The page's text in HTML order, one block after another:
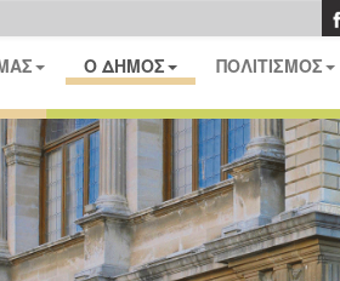
Ο ΔΗΜΟΣ ΠΟΛΙΤΙΣΜΟΣ